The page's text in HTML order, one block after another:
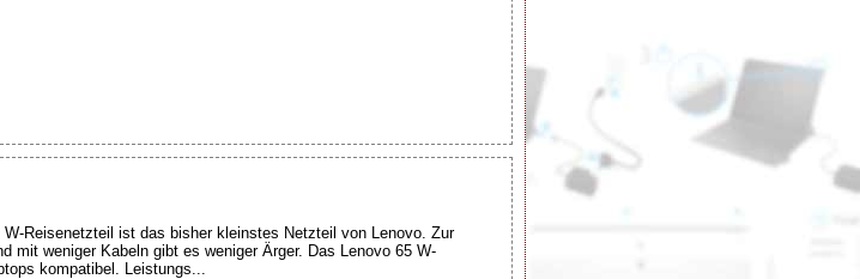
Reisenetzteil ist das bisher kleinstes Netzteil von Lenovo. Zur
mit weniger Kabeln gibt es weniger Ärger. Das Lenovo 65 W-
kompatibel. Leistungs...